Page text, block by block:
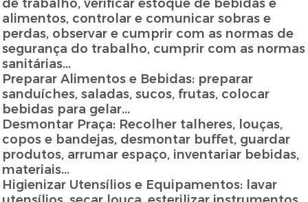
de trabalho, verificar estoque de bebidas e
alimentos, controlar e comunicar sobras e
perdas, observar e cumprir com as normas de
segurança do trabalho, cumprir com as normas
sanitárias...
Preparar Alimentos e Bebidas: preparar
sanduíches, saladas, sucos, frutas, colocar
bebidas para gelar...
Desmontar Praça: Recolher talheres, louças,
copos e bandejas, desmontar buffet, guardar
produtos, arrumar espaço, inventariar bebidas,
materiais...
Higienizar Utensílios e Equipamentos: lavar